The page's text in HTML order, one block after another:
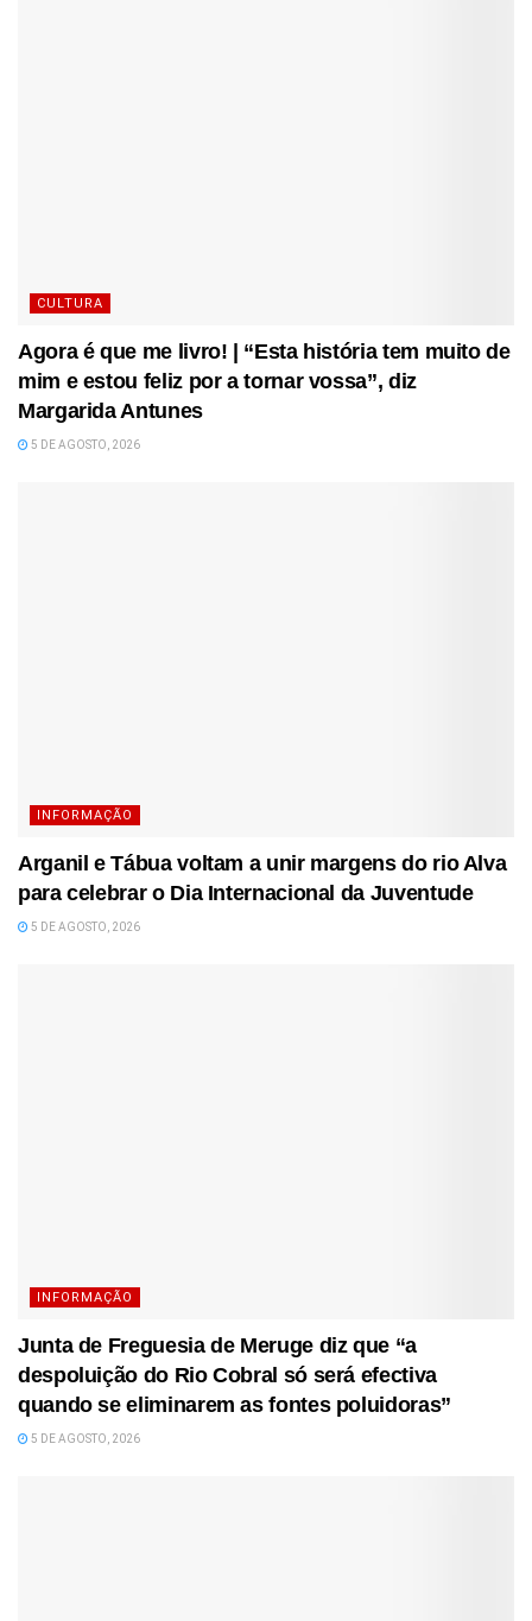
CULTURA
Agora é que me livro! | “Esta história tem muito de
mim e estou feliz por a tornar vossa”, diz
Margarida Antunes
5 DE AGOSTO, 2026
INFORMAÇÃO
Arganil e Tábua voltam a unir margens do rio Alva
para celebrar o Dia Internacional da Juventude
5 DE AGOSTO, 2026
INFORMAÇÃO
Junta de Freguesia de Meruge diz que “a
despoluição do Rio Cobral só será efectiva
quando se eliminarem as fontes poluidoras”
5 DE AGOSTO, 2026